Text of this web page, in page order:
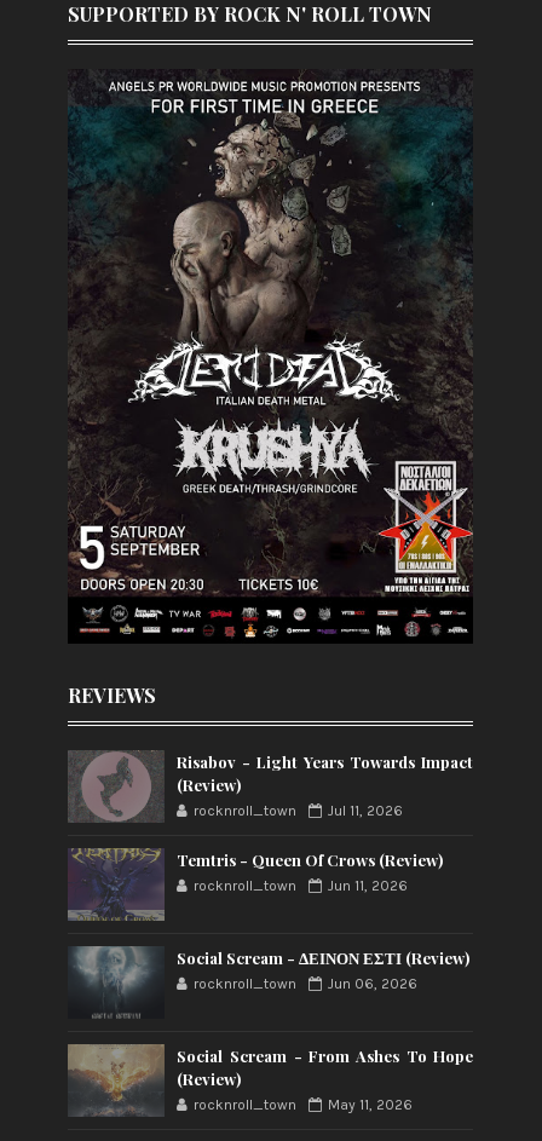
SUPPORTED BY ROCK N' ROLL TOWN
REVIEWS
Risabov - Light Years Towards Impact
(Review)
rocknroll_town Jul 11, 2026
Temtris - Queen Of Crows (Review)
rocknroll_town Jun 11, 2026
Social Scream - ΔΕΙΝΟΝ ΕΣΤΙ (Review)
rocknroll_town Jun 06, 2026
Social Scream - From Ashes To Hope
(Review)
rocknroll_town May 11, 2026